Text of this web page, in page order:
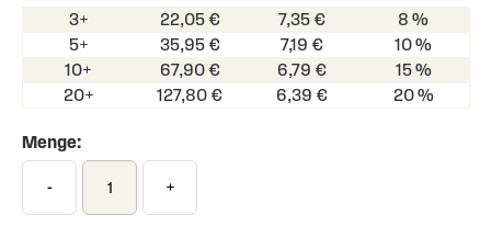
gallery
3+
22,05 € 7,35 €
8 %
5+
35,95 € 7,19 €
10 %
10+
67,90 € 6,79 €
15 %
20+
127,80 € 6,39 € 20 %
Menge:
- +